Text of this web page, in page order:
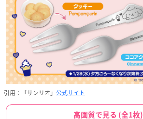
引用：「サンリオ」 公式サイト
高画質で見る (全1枚)